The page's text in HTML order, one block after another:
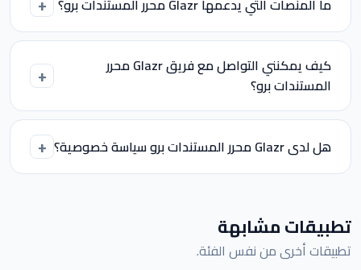
كيف يمكنني التواصل مع فريق Glazr محرر
المستندات برو؟
هل لدى Glazr محرر المستندات برو سياسة خصوصية؟
تطبيقات مشابهة
تطبيقات أخرى من نفس الفئة.